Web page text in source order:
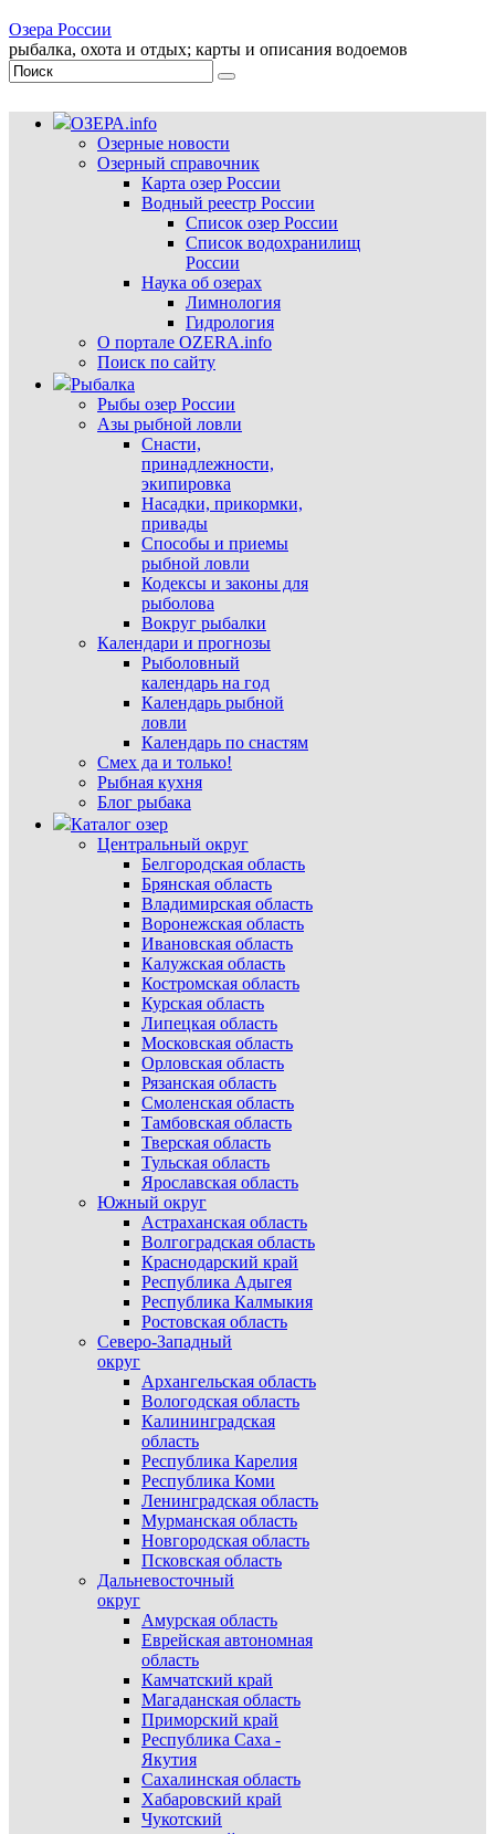
Озера России
рыбалка, охота и отдых; карты и описания водоемов
ОЗЕРА.info
Озерные новости
Озерный справочник
Карта озер России
Водный реестр России
Список озер России
Список водохранилищ
России
Наука об озерах
Лимнология
Гидрология
О портале OZERA.info
Поиск по сайту
Рыбалка
Рыбы озер России
Азы рыбной ловли
Снасти,
принадлежности,
экипировка
Насадки, прикормки,
привады
Способы и приемы
рыбной ловли
Кодексы и законы для
рыболова
Вокруг рыбалки
Календари и прогнозы
Рыболовный
календарь на год
Календарь рыбной
ловли
Календарь по снастям
Смех да и только!
Рыбная кухня
Блог рыбака
Каталог озер
Центральный округ
Белгородская область
Брянская область
Владимирская область
Воронежская область
Ивановская область
Калужская область
Костромская область
Курская область
Липецкая область
Московская область
Орловская область
Рязанская область
Смоленская область
Тамбовская область
Тверская область
Тульская область
Ярославская область
Южный округ
Астраханская область
Волгоградская область
Краснодарский край
Республика Адыгея
Республика Калмыкия
Ростовская область
Северо-Западный
округ
Архангельская область
Вологодская область
Калининградская
область
Республика Карелия
Республика Коми
Ленинградская область
Мурманская область
Новгородская область
Псковская область
Дальневосточный
округ
Амурская область
Еврейская автономная
область
Камчатский край
Магаданская область
Приморский край
Республика Саха -
Якутия
Сахалинская область
Хабаровский край
Чукотский